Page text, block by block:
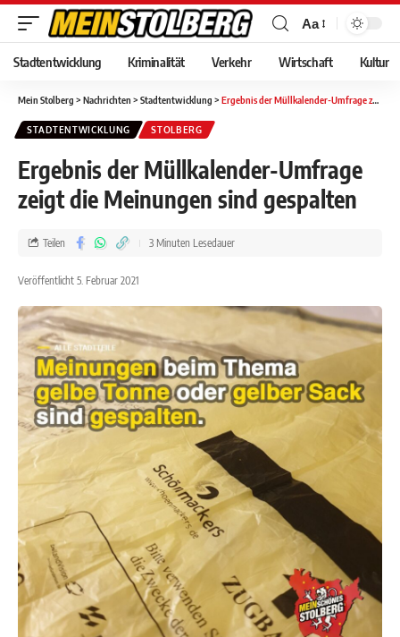
Aa
Stadtentwicklung Kriminalität Verkehr Wirtschaft Kultur
Mein Stolberg > Nachrichten > Stadtentwicklung > Ergebnis der Müllkalender-Umfrage zeigt die Meinungen sind gespalten
STADTENTWICKLUNG STOLBERG
Ergebnis der Müllkalender-Umfrage
zeigt die Meinungen sind gespalten
Veröffentlicht 5. Februar 2021
Teilen 3 Minuten Lesedauer